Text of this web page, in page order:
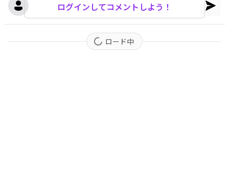
ログインしてコメントしよう！
ロード中